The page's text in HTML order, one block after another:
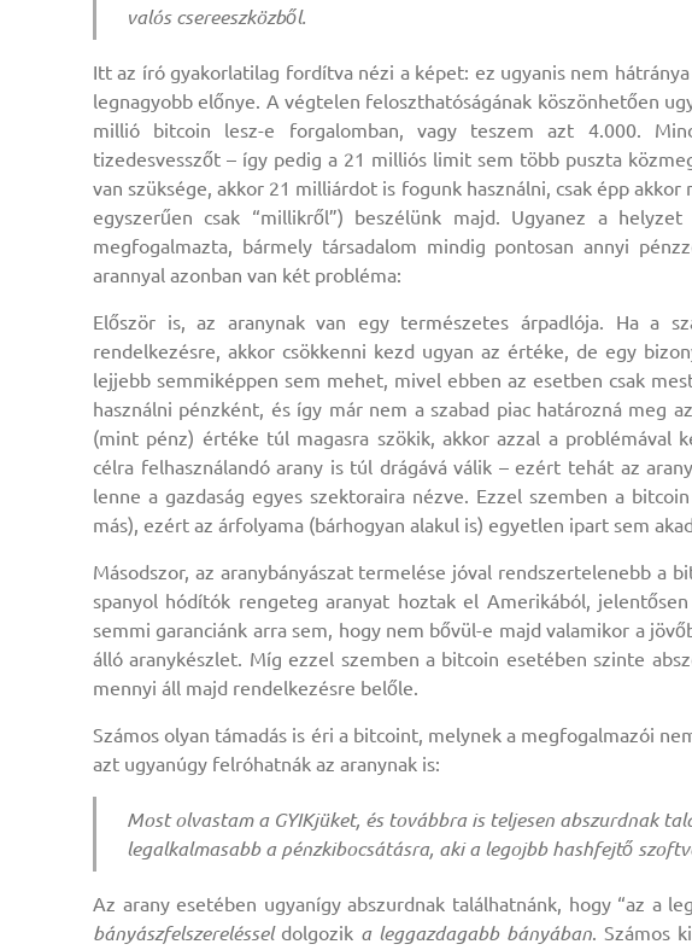
valós csereeszközből.
Itt az író gyakorlatilag fordítva nézi a képet: ez ugyanis nem
legnagyobb előnye. A végtelen feloszthatóságának köszönhetően
millió bitcoin lesz-e forgalomban, vagy teszem azt 4.000.
tizedesvesszőt – így pedig a 21 milliós limit sem több puszta
van szüksége, akkor 21 milliárdot is fogunk használni, csak épp
egyszerűen csak “millikről”) beszélünk majd. Ugyanez a
megfogalmazta, bármely társadalom mindig pontosan annyi
arannyal azonban van két probléma:
Először is, az aranynak van egy természetes árpadlója. Ha a
rendelkezésre, akkor csökkenni kezd ugyan az értéke, de egy
lejjebb semmiképpen sem mehet, mivel ebben az esetben csak
használni pénzként, és így már nem a szabad piac határozná meg
(mint pénz) értéke túl magasra szökik, akkor azzal a problémával
célra felhasználandó arany is túl drágává válik – ezért tehát az
lenne a gazdaság egyes szektoraira nézve. Ezzel szemben a
más), ezért az árfolyama (bárhogyan alakul is) egyetlen ipart sem
Másodszor, az aranybányászat termelése jóval rendszertelenebb a
spanyol hódítók rengeteg aranyat hoztak el Amerikából,
semmi garanciánk arra sem, hogy nem bővül-e majd valamikor a
álló aranykészlet. Míg ezzel szemben a bitcoin esetében szinte
mennyi áll majd rendelkezésre belőle.
Számos olyan támadás is éri a bitcoint, melynek a megfogalmazói
azt ugyanúgy felróhatnák az aranynak is:
Most olvastam a GYIKjüket, és továbbra is teljesen abszurdnak
legalkalmasabb a pénzkibocsátásra, aki a legojbb hashfejtő
Az arany esetében ugyanígy abszurdnak találhatnánk, hogy “az a
bányászfelszerelésseldolgozik a leggazdagabb bányában. Számos